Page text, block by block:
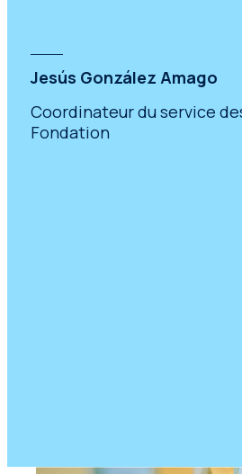
Jesús González Amago
Coordinateur du service
Fondation